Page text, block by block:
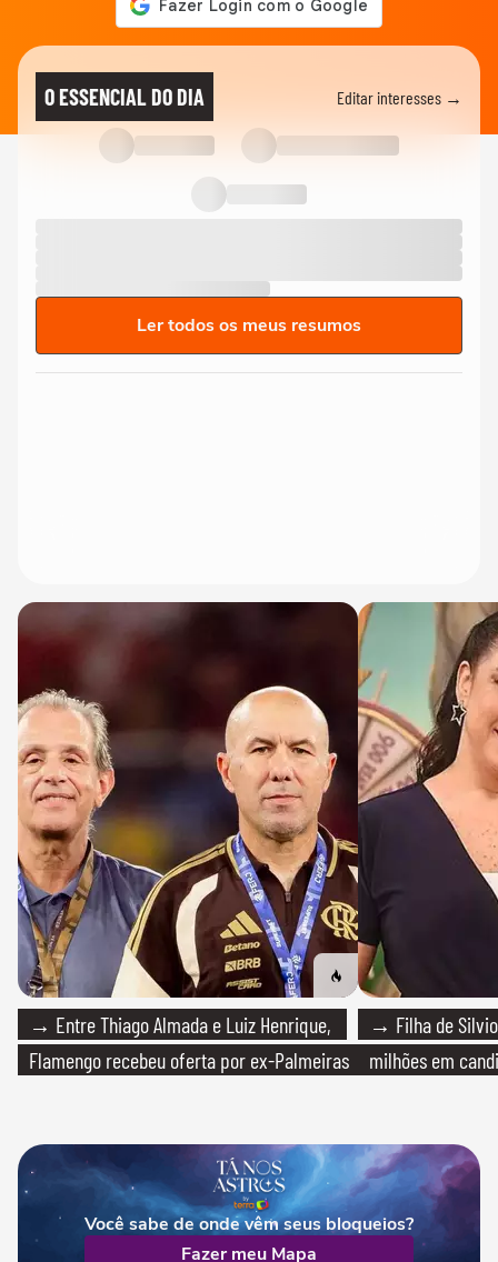
O ESSENCIAL DO DIA Editar interesses →
Ler todos os meus resumos
→ Entre Thiago Almada e Luiz Henrique,
Flamengo recebeu oferta por ex-Palmeiras
→ Filha de Silvio
milhões em
Você sabe de onde vêm seus bloqueios?
Fazer meu Mapa